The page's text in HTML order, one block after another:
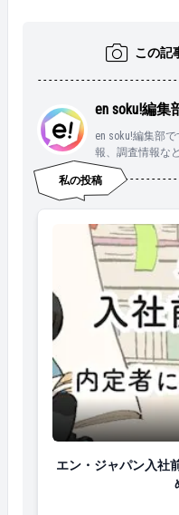
この記
en soku!編集
en soku!編集部
報、調査情報な
私の投稿
エン・ジャパン入
エン・ジャパン入社前に読み